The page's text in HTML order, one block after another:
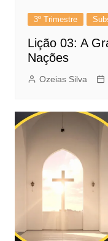
3º Trimestre
Lição 03: A
Nações
Ozeias Silva